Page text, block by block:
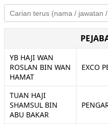
YB HAJI WAN
ROSLAN BIN WAN
HAMAT
EXCO
TUAN HAJI
SHAMSUL BIN
ABU BAKAR